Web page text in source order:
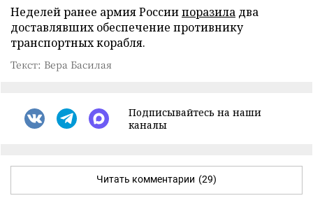
Неделей ранее армия Россиипоразила два
доставлявших обеспечение противнику
транспортных корабля.
Текст: Вера Басилая
Подписывайтесь на наши
каналы
Читать комментарии (29)